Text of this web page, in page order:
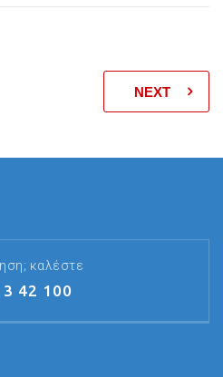
NEXT
καλέστε
42 100